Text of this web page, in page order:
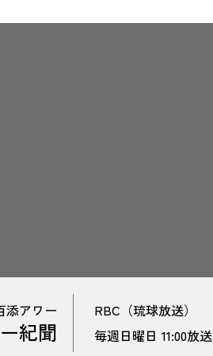
添アワー
紀聞
RBC（琉球放送）
毎週日曜日 11:00放送